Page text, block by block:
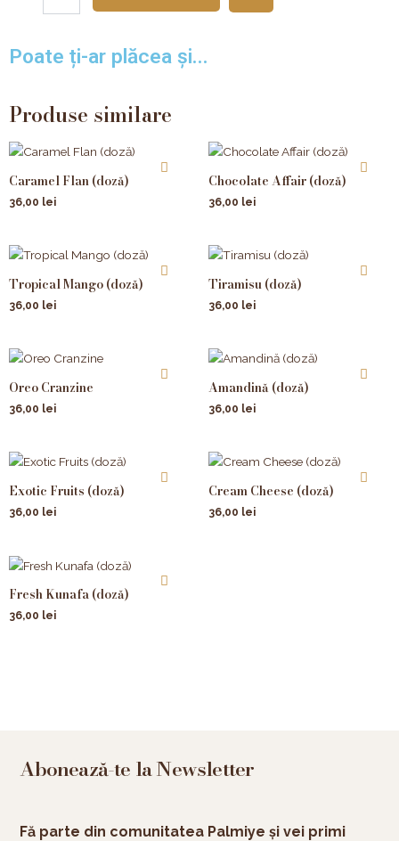
(doză)
Poate ți-ar plăcea și...
Produse similare
Caramel Flan (doză)
36,00 lei
Chocolate Affair (doză)
36,00 lei
Tropical Mango (doză)
36,00 lei
Tiramisu (doză)
36,00 lei
Oreo Cranzine
36,00 lei
Amandină (doză)
36,00 lei
Exotic Fruits (doză)
36,00 lei
Cream Cheese (doză)
36,00 lei
Fresh Kunafa (doză)
36,00 lei
Abonează-te la Newsletter
Fă parte din comunitatea Palmiye și vei primi